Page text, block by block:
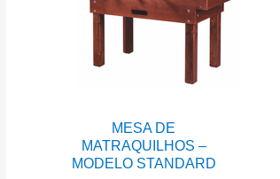
MESA DE
MATRAQUILHOS –
MODELO STANDARD